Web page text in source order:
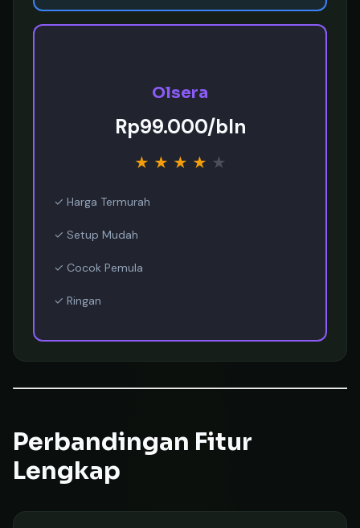
Olsera
Rp99.000/bln
★ ★ ★ ★ ★
✓ Harga Termurah
✓ Setup Mudah
✓ Cocok Pemula
✓ Ringan
Perbandingan Fitur
Lengkap